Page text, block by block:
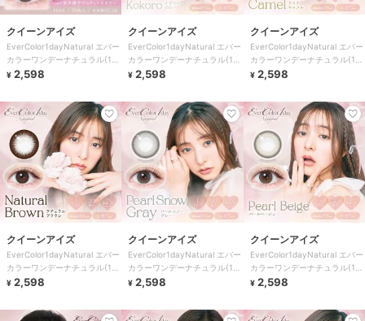
クイーンアイズ
EverColor1dayNatural エバー
カラーワンデーナチュラル(1箱
20枚)
¥ 2,598
クイーンアイズ
EverColor1dayNatural エバー
カラーワンデーナチュラル(1箱
20枚)
¥ 2,598
クイーンアイズ
EverColor1dayNatural エバー
カラーワンデーナチュラル(1箱
20枚)
¥ 2,598
クイーンアイズ
EverColor1dayNatural エバー
カラーワンデーナチュラル(1箱
20枚)
¥ 2,598
クイーンアイズ
EverColor1dayNatural エバー
カラーワンデーナチュラル(1箱
20枚)
¥ 2,598
クイーンアイズ
EverColor1dayNatural エバー
カラーワンデーナチュラル(1箱
20枚)
¥ 2,598